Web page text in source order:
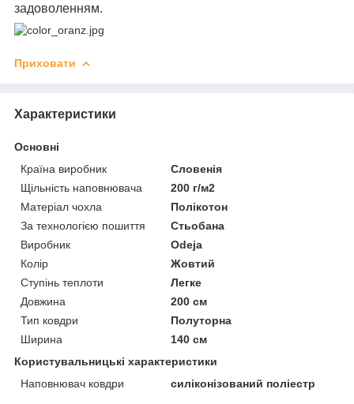
задоволенням.
Приховати
Характеристики
Основні
Країна виробник
Словенія
Щільність наповнювача
200 г/м2
Матеріал чохла
Полікотон
За технологією пошиття
Стьобана
Виробник
Odeja
Колір
Жовтий
Ступінь теплоти
Легке
Довжина
200 см
Тип ковдри
Полуторна
Ширина
140 см
Користувальницькі характеристики
Наповнювач ковдри
силіконізований поліестр